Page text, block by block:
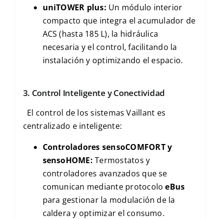
uniTOWER plus: Un módulo interior
compacto que integra el acumulador de
ACS (hasta 185 L), la hidráulica
necesaria y el control, facilitando la
instalación y optimizando el espacio.
3. Control Inteligente y Conectividad
El control de los sistemas Vaillant es
centralizado e inteligente:
Controladores sensoCOMFORTy
sensoHOME: Termostatos y
controladores avanzados que se
comunican mediante protocoloeBus
para gestionar la modulación de la
caldera y optimizar el consumo.